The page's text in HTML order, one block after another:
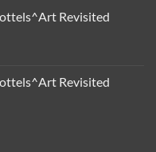
Revisited
Revisited